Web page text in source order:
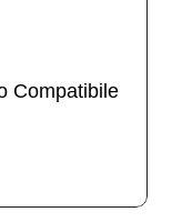
Compatibile